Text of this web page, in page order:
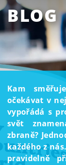
BLOG
Kam
očekávat v
vypořádá s
svět
zbraně?
každého z
pravidelně